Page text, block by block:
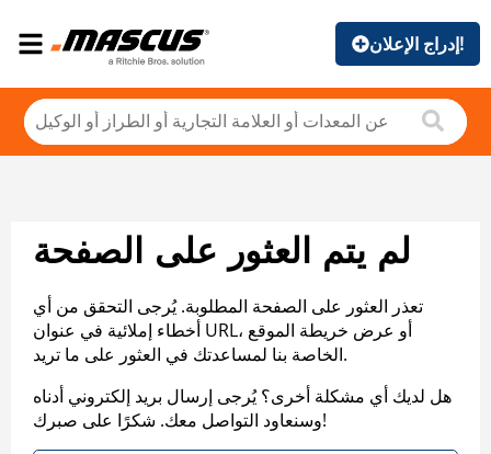
إدراج الإعلان!
لم يتم العثور على الصفحة
تعذر العثور على الصفحة المطلوبة. يُرجى التحقق من أي
أخطاء إملائية في عنوان URL، أو عرض خريطة الموقع
الخاصة بنا لمساعدتك في العثور على ما تريد.
هل لديك أي مشكلة أخرى؟ يُرجى إرسال بريد إلكتروني أدناه
وسنعاود التواصل معك. شكرًا على صبرك!